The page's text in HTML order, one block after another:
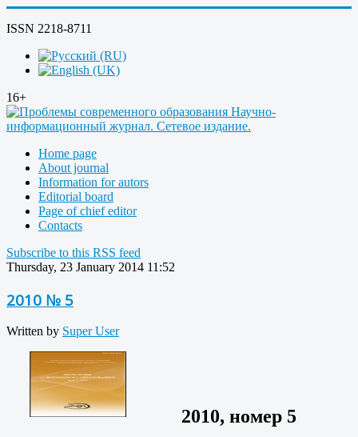
ISSN 2218-8711
16+
Home page
About journal
Information for autors
Editorial board
Page of chief editor
Contacts
Subscribe to this RSS feed
Thursday, 23 January 2014 11:52
2010 № 5
Written by Super User
2010, номер 5